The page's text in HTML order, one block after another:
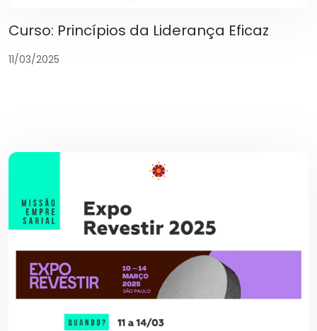
Curso: Princípios da Liderança Eficaz
11/03/2025